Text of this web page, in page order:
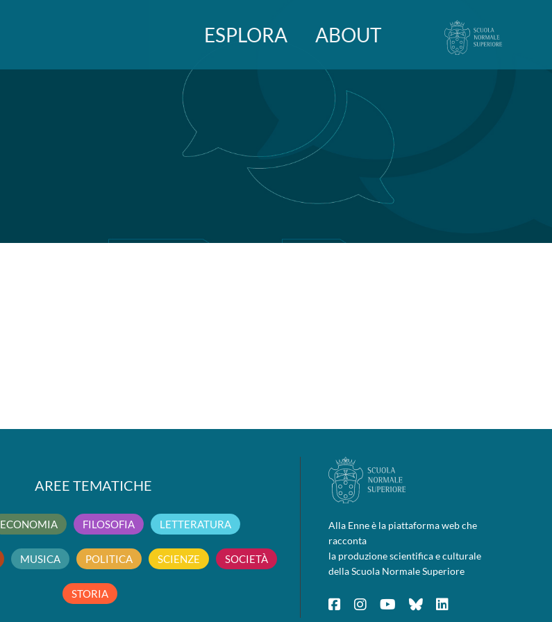
ESPLORA ABOUT
AREE TEMATICHE
ECONOMIA FILOSOFIA LETTERATURA
MUSICA POLITICA SCIENZE SOCIETÀ
STORIA
Alla Enne è la piattaforma web che
racconta
la produzione scientifica e culturale
della Scuola Normale Superiore